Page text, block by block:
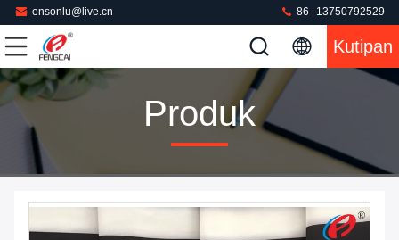
ensonlu@live.cn 86--13750792529
Kutipan
Produk